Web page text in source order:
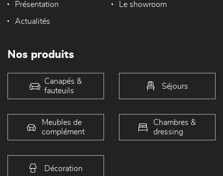
Présentation Le showroom
Actualités
Nos produits
Canapés &
fauteuils
Séjours
Meubles de
complément
Chambres &
dressing
Décoration